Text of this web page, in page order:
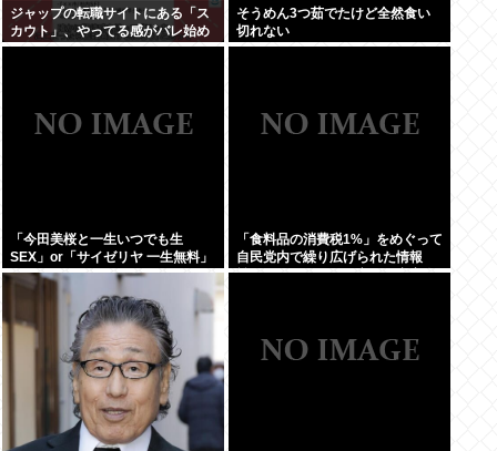
ジャップの転職サイトにある「ス
カウト」、やってる感がバレ始め
るwww
そうめん3つ茹でたけど全然食い
切れない
「今田美桜と一生いつでも生
SEX」or「サイゼリヤ 一生無料」
www
「食料品の消費税1%」をめぐって
自民党内で繰り広げられた情報
戦…！ウソまで飛び交った密室会